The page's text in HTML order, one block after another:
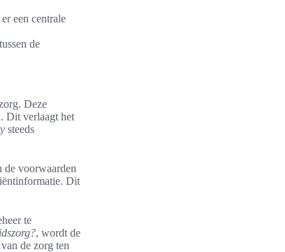
een centrale
de
Deze
Dit verlaagt het
steeds
de voorwaarden
Dit
te
, wordt de
de zorg ten